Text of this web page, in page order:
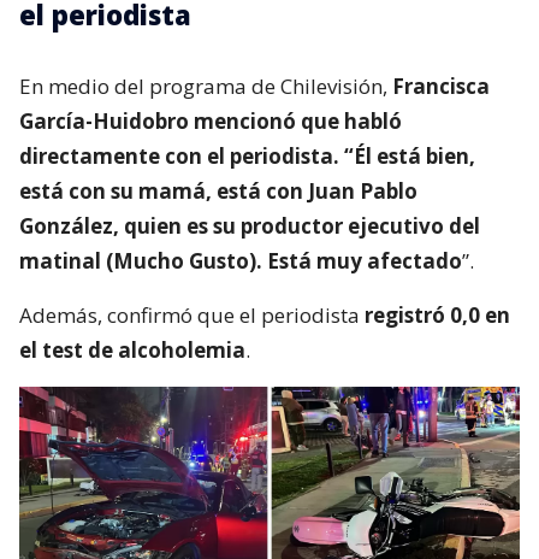
el periodista
En medio del programa de Chilevisión, Francisca
García-Huidobro mencionó que habló
directamente con el periodista. “Él está bien,
está con su mamá, está con Juan Pablo
González, quien es su productor ejecutivo del
matinal (Mucho Gusto). Está muy afectado”.
Además, confirmó que el periodista registró 0,0 en
el test de alcoholemia.